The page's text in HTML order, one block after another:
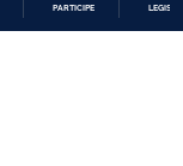
PARTICIPE